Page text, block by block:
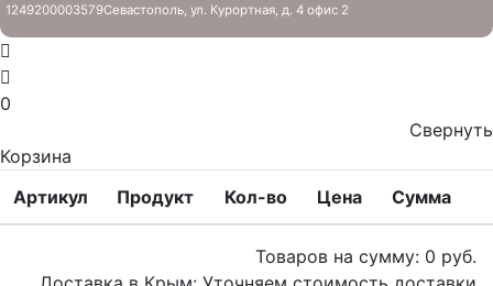
1249200003579Севастополь, ул. Курортная, д. 4 офис 2
0
Свернуть
Корзина
Артикул
Продукт Кол-во Цена Сумма
Товаров на сумму: 0 руб.